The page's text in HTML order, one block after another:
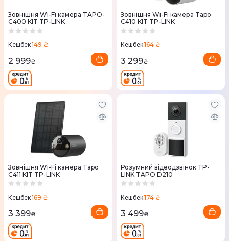
Зовнішня Wi-Fi камера TAPO-
C400 KIT TP-LINK
Кешбек149 ₴
2 999₴
Зовнішня Wi-Fi камера Tapo
C410 KIT TP-LINK
Кешбек164 ₴
3 299₴
Зовнішня Wi-Fi камера Tapo
C411 KIT TP-LINK
Кешбек169 ₴
3 399₴
Розумний відеодзвінок TP-
LINK TAPO D210
Кешбек174 ₴
3 499₴